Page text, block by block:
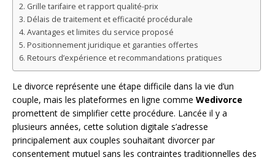
Grille tarifaire et rapport qualité-prix
Délais de traitement et efficacité procédurale
Avantages et limites du service proposé
Positionnement juridique et garanties offertes
Retours d’expérience et recommandations pratiques
Le divorce représente une étape difficile dans la vie d’un
couple, mais les plateformes en ligne comme Wedivorce
promettent de simplifier cette procédure. Lancée il y a
plusieurs années, cette solution digitale s’adresse
principalement aux couples souhaitant divorcer par
consentement mutuel sans les contraintes traditionnelles des